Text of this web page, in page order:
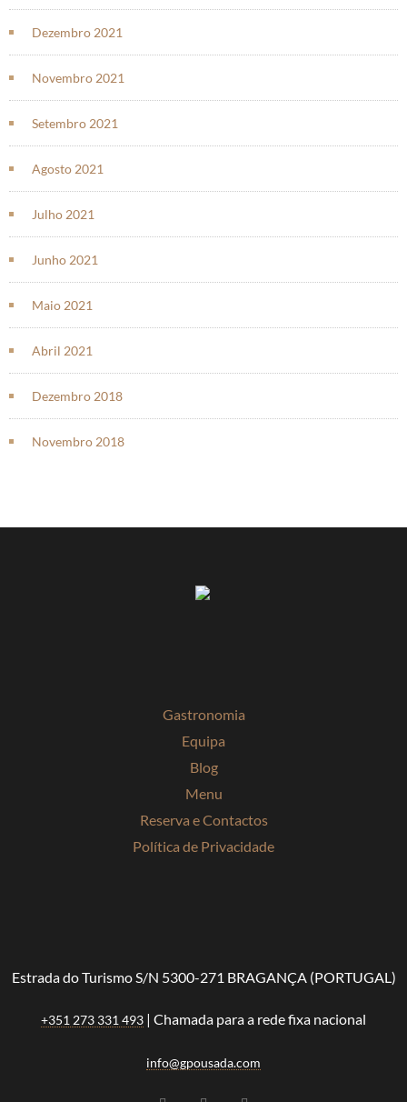
Dezembro 2021
Novembro 2021
Setembro 2021
Agosto 2021
Julho 2021
Junho 2021
Maio 2021
Abril 2021
Dezembro 2018
Novembro 2018
Gastronomia
Equipa
Blog
Menu
Reserva e Contactos
Política de Privacidade
Estrada do Turismo S/N 5300-271 BRAGANÇA (PORTUGAL)
+351 273 331 493 | Chamada para a rede fixa nacional
info@gpousada.com